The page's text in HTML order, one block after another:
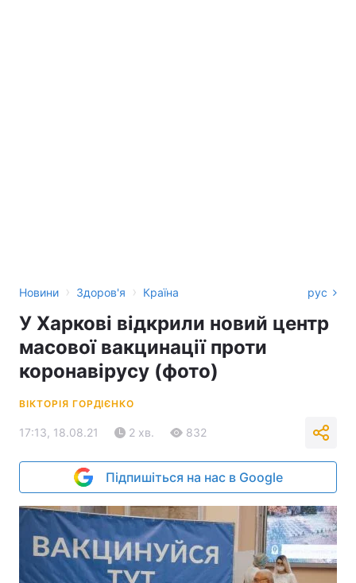
Новини › Здоров'я › Країна рус
У Харкові відкрили новий центр
масової вакцинації проти
коронавірусу (фото)
ВІКТОРІЯ ГОРДІЄНКО
17:13, 18.08.21 2 хв. 832
Підпишіться на нас в Google